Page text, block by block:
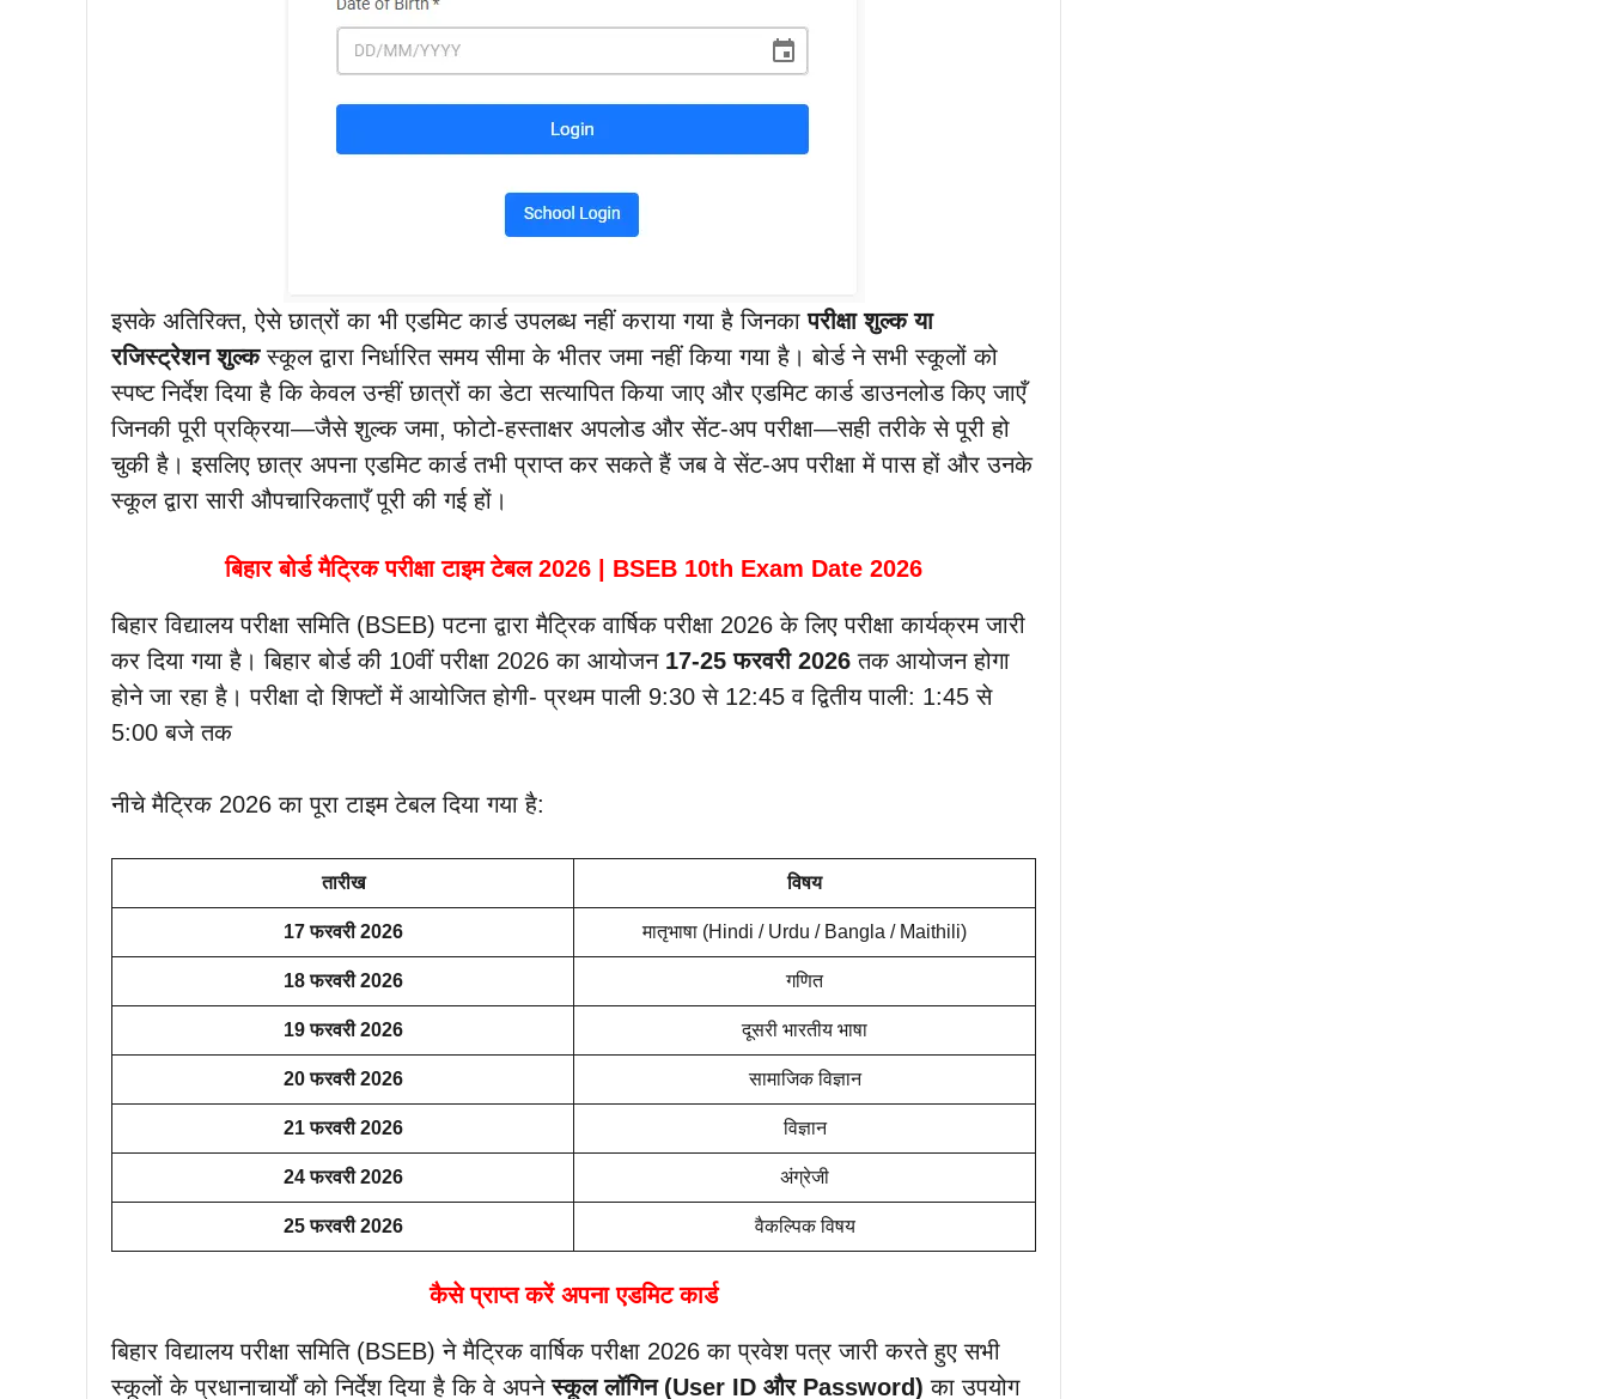
इसके अतिरिक्त, ऐसे छात्रों का भी एडमिट कार्ड उपलब्ध नहीं कराया गया है जिनकापरीक्षा शुल्क या
रजिस्ट्रेशन शुल्कस्कूल द्वारा निर्धारित समय सीमा के भीतर जमा नहीं किया गया है। बोर्ड ने सभी स्कूलों को
स्पष्ट निर्देश दिया है कि केवल उन्हीं छात्रों का डेटा सत्यापित किया जाए और एडमिट कार्ड डाउनलोड किए जाएँ
जिनकी पूरी प्रक्रिया—जैसे शुल्क जमा, फोटो-हस्ताक्षर अपलोड और सेंट-अप परीक्षा—सही तरीके से पूरी हो
चुकी है। इसलिए छात्र अपना एडमिट कार्ड तभी प्राप्त कर सकते हैं जब वे सेंट-अप परीक्षा में पास हों और उनके
स्कूल द्वारा सारी औपचारिकताएँ पूरी की गई हों।
बिहार बोर्ड मैट्रिक परीक्षा टाइम टेबल 2026 | BSEB 10th Exam Date 2026
बिहार विद्यालय परीक्षा समिति (BSEB) पटना द्वारा मैट्रिक वार्षिक परीक्षा 2026 के लिए परीक्षा कार्यक्रम जारी
कर दिया गया है। बिहार बोर्ड की 10वीं परीक्षा 2026 का आयोजन 17-25 फरवरी 2026 तक आयोजन होगा
होने जा रहा है। परीक्षा दो शिफ्टों में आयोजित होगी- प्रथम पाली 9:30 से 12:45 व द्वितीय पाली: 1:45 से
5:00 बजे तक
नीचे मैट्रिक 2026 का पूरा टाइम टेबल दिया गया है:
तारीख विषय
17 फरवरी 2026 मातृभाषा (Hindi / Urdu / Bangla / Maithili)
18 फरवरी 2026 गणित
19 फरवरी 2026 दूसरी भारतीय भाषा
20 फरवरी 2026 सामाजिक विज्ञान
21 फरवरी 2026 विज्ञान
24 फरवरी 2026 अंग्रेजी
25 फरवरी 2026 वैकल्पिक विषय
कैसे प्राप्त करें अपना एडमिट कार्ड
बिहार विद्यालय परीक्षा समिति (BSEB) ने मैट्रिक वार्षिक परीक्षा 2026 का प्रवेश पत्र जारी करते हुए सभी
स्कूलों के प्रधानाचार्यों को निर्देश दिया है कि वे अपनेस्कूल लॉगिन (User ID और Password) का उपयोग